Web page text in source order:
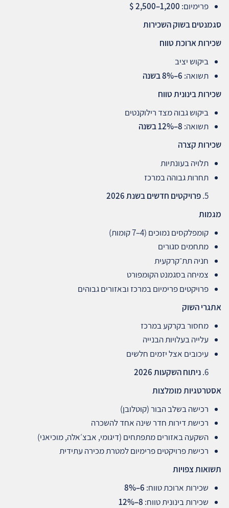
פרימיום: 1,200–2,500 $
סגמנטים בשוק השכירות
שכירות ארוכת טווח
ביקוש יציב
תשואה: 6–8%
בשנה
שכירות בינונית טווח
ביקוש גבוה מצד רילוקנטים
תשואה: 8–12%
בשנה
שכירות קצרה
תלויה בעונתיות
תחרות גבוהה במרכז
פרויקטים חדשים בשנת 2026
מגמות
קומפלקסים נמוכים (4–7 קומות)
מתחמים סגורים
חניה תת־קרקעית
צמיחה בסגמנט הקומפורט
פרויקטים פרימיום במרכז ובאזורים גבוהים
אתגרי השוק
מחסור בקרקע במרכז
עלייה בעלויות הבנייה
עיכובים אצל יזמים חלשים
ניתוח השקעות 2026
אסטרטגיות מומלצות
רכישה בשלב הבור (קוטלובן)
רכישת דירות חדר שינה אחד להשכרה
השקעה באזורים מתפתחים (דיגומי, אבצ׳אלה, מוכיאני)
רכישת פרויקטים פרימיום למטרת מכירה עתידית
תשואות צפויות
שכירות ארוכת טווח: 6–8%
שכירות בינונית טווח: 8–12%